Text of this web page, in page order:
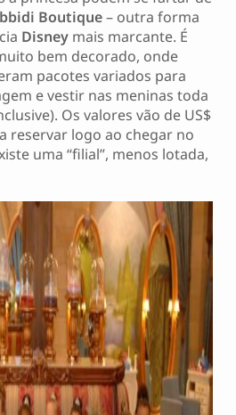
Boutique– outra forma
Disneymais marcante. É
bem decorado, onde
pacotes variados para
e vestir nas meninas toda
Os valores vão de US$
reservar logo ao chegar no
uma “filial”, menos lotada,